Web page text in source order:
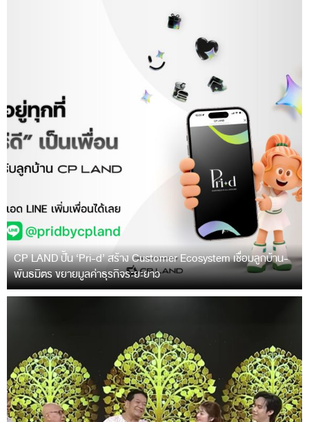
CP LAND ปั้น ‘Pri-d’ สร้าง Customer Ecosystem เชื่อมลูกบ้าน-
พันธมิตร ขยายมูลค่าธุรกิจระยะยาว